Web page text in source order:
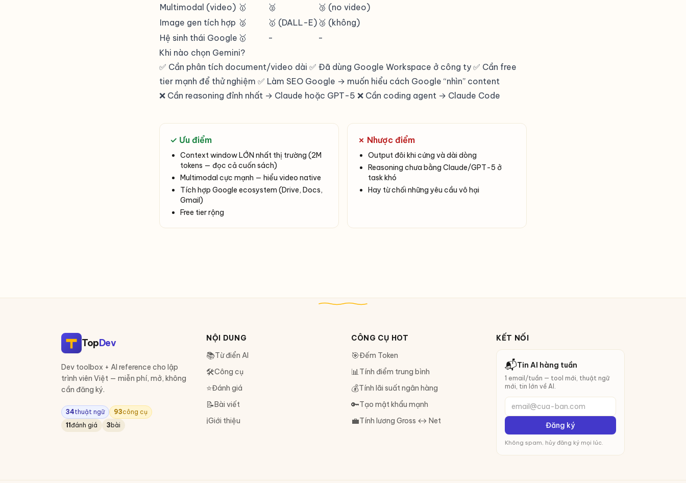
Multimodal (video) 🥇 🥈
🥉 (no video)
Image gen tích hợp 🥈 🥇 (DALL-E) 🥉 (không)
Hệ sinh thái Google 🥇 -
-
Khi nào chọn Gemini?
✅ Cần phân tích document/video dài ✅ Đã dùng Google Workspace ở công ty ✅ Cần free
tier mạnh để thử nghiệm ✅ Làm SEO Google → muốn hiểu cách Google “nhìn” content
❌ Cần reasoning đỉnh nhất → Claude hoặc GPT-5 ❌ Cần coding agent → Claude Code
✓ Ưu điểm
Context window LỚN nhất thị trường (2M
tokens — đọc cả cuốn sách)
Multimodal cực mạnh — hiểu video native
Tích hợp Google ecosystem (Drive, Docs,
Gmail)
Free tier rộng
✗ Nhược điểm
Output đôi khi cứng và dài dòng
Reasoning chưa bằng Claude/GPT-5 ở
task khó
Hay từ chối những yêu cầu vô hại
TopDev
Dev toolbox + AI reference cho lập
trình viên Việt — miễn phí, mở, không
cần đăng ký.
34thuật ngữ 93công cụ
11đánh giá 3 bài
NỘI DUNG
📚Từ điển AI
🛠Công cụ
⭐Đánh giá
📝Bài viết
ℹ️Giới thiệu
CÔNG CỤ HOT
🎯Đếm Token
📊Tính điểm trung bình
💰Tính lãi suất ngân hàng
🔑Tạo mật khẩu mạnh
💼Tính lương Gross ↔ Net
KẾT NỐI
📬Tin AI hàng tuần
1 email/tuần — tool mới, thuật ngữ
mới, tin lớn về AI.
email@cua-ban.com
Đăng ký
Không spam, hủy đăng ký mọi lúc.